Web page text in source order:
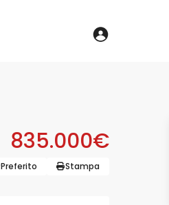
835.000€
Preferito Stampa